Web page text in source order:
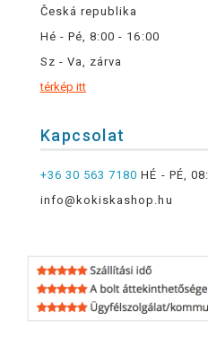
Česká republika
Hé - Pé, 8:00 - 16:00
Sz - Va, zárva
térkép itt
Kapcsolat
+36 30 563 7180 HÉ - PÉ,
info@kokiskashop.hu